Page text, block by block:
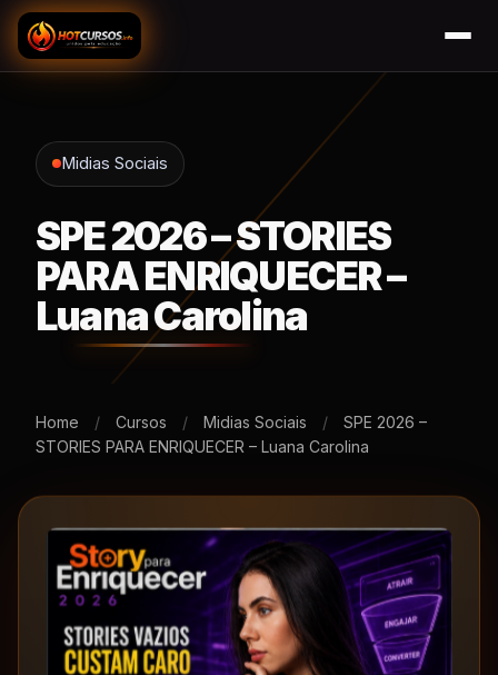
Midias Sociais
SPE 2026 – STORIES
PARA ENRIQUECER –
Luana Carolina
Home / Cursos / Midias Sociais /
SPE 2026 –
STORIES PARA ENRIQUECER – Luana Carolina